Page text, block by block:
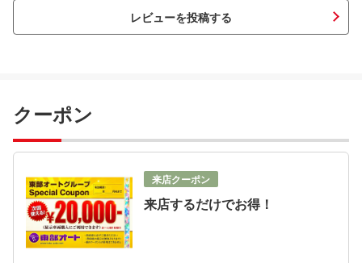
レビューを投稿する
クーポン
来店クーポン
来店するだけでお得！